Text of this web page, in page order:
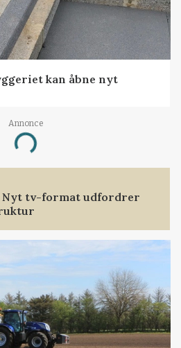
kan åbne nyt
Annonce
Loading...
Nyt tv-format udfordrer